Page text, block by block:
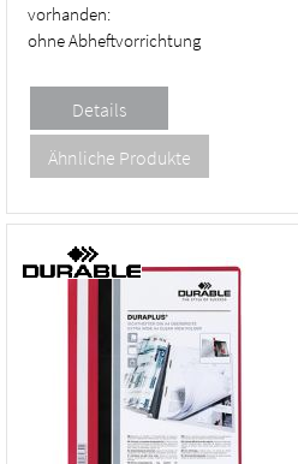
vorhanden:
ohne Abheftvorrichtung